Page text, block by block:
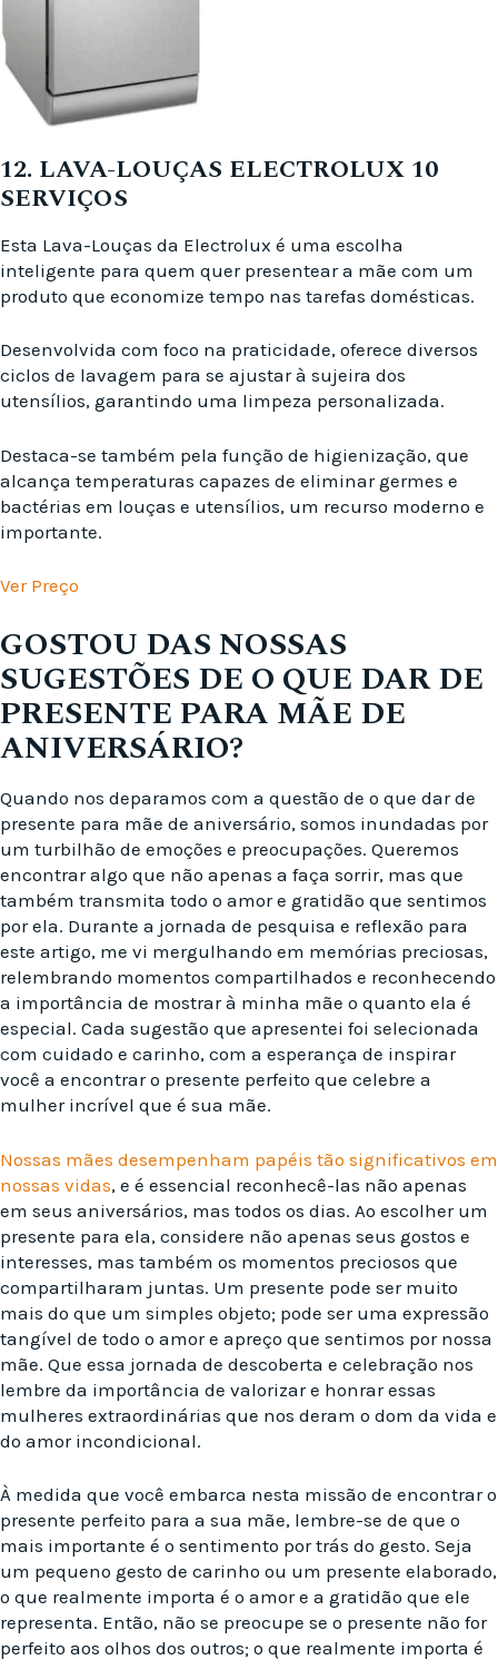
12. LAVA-LOUÇAS ELECTROLUX 10
SERVIÇOS
Esta Lava-Louças da Electrolux é uma escolha
inteligente para quem quer presentear a mãe com um
produto que economize tempo nas tarefas domésticas.
Desenvolvida com foco na praticidade, oferece diversos
ciclos de lavagem para se ajustar à sujeira dos
utensílios, garantindo uma limpeza personalizada.
Destaca-se também pela função de higienização, que
alcança temperaturas capazes de eliminar germes e
bactérias em louças e utensílios, um recurso moderno e
importante.
Ver Preço
GOSTOU DAS NOSSAS
SUGESTÕES DE O QUE DAR DE
PRESENTE PARA MÃE DE
ANIVERSÁRIO?
Quando nos deparamos com a questão de o que dar de
presente para mãe de aniversário, somos inundadas por
um turbilhão de emoções e preocupações. Queremos
encontrar algo que não apenas a faça sorrir, mas que
também transmita todo o amor e gratidão que sentimos
por ela. Durante a jornada de pesquisa e reflexão para
este artigo, me vi mergulhando em memórias preciosas,
relembrando momentos compartilhados e reconhecendo
a importância de mostrar à minha mãe o quanto ela é
especial. Cada sugestão que apresentei foi selecionada
com cuidado e carinho, com a esperança de inspirar
você a encontrar o presente perfeito que celebre a
mulher incrível que é sua mãe.
Nossas mães desempenham papéis tão significativos em
nossas vidas, e é essencial reconhecê-las não apenas
em seus aniversários, mas todos os dias. Ao escolher um
presente para ela, considere não apenas seus gostos e
interesses, mas também os momentos preciosos que
compartilharam juntas. Um presente pode ser muito
mais do que um simples objeto; pode ser uma expressão
tangível de todo o amor e apreço que sentimos por nossa
mãe. Que essa jornada de descoberta e celebração nos
lembre da importância de valorizar e honrar essas
mulheres extraordinárias que nos deram o dom da vida e
do amor incondicional.
À medida que você embarca nesta missão de encontrar o
presente perfeito para a sua mãe, lembre-se de que o
mais importante é o sentimento por trás do gesto. Seja
um pequeno gesto de carinho ou um presente elaborado,
o que realmente importa é o amor e a gratidão que ele
representa. Então, não se preocupe se o presente não for
perfeito aos olhos dos outros; o que realmente importa é